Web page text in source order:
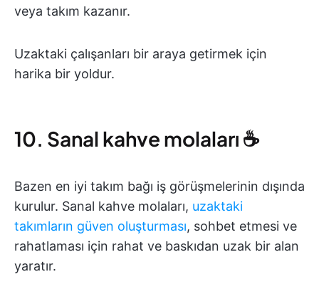
veya takım kazanır.
Uzaktaki çalışanları bir araya getirmek için
harika bir yoldur.
10. Sanal kahve molaları ☕
Bazen en iyi takım bağı iş görüşmelerinin dışında
kurulur. Sanal kahve molaları, uzaktaki
takımların güven oluşturması, sohbet etmesi ve
rahatlaması için rahat ve baskıdan uzak bir alan
yaratır.